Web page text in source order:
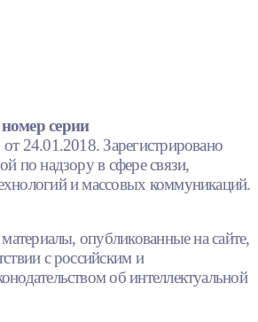
серии
24.01.2018. Зарегистрировано
по надзору в сфере связи,
и массовых коммуникаций.
опубликованные на сайте,
с российским и
об интеллектуальной